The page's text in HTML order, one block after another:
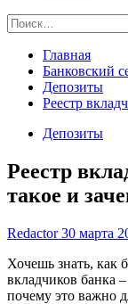
Найти:
Главная
Банковский
Депозиты
Реестр
Депозиты
Реестр
такое и
Redactor30 марта
Хочешь знать, как
вкладчиков банка
почему это важно